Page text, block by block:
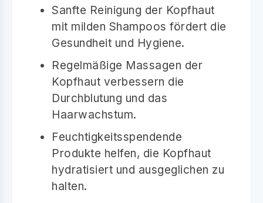
Sanfte Reinigung der Kopfhaut
mit milden Shampoos fördert die
Gesundheit und Hygiene.
Regelmäßige Massagen der
Kopfhaut verbessern die
Durchblutung und das
Haarwachstum.
Feuchtigkeitsspendende
Produkte helfen, die Kopfhaut
hydratisiert und ausgeglichen zu
halten.